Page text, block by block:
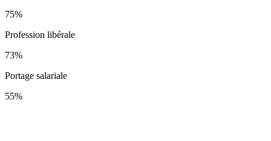
75%
Profession libérale
73%
Portage salariale
55%